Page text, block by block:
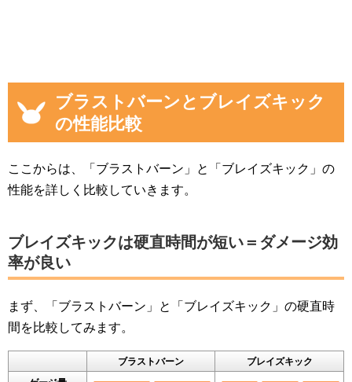
ブラストバーンとブレイズキック
の性能比較
ここからは、「ブラストバーン」と「ブレイズキック」の
性能を詳しく比較していきます。
ブレイズキックは硬直時間が短い＝ダメージ効
率が良い
まず、「ブラストバーン」と「ブレイズキック」の硬直時
間を比較してみます。
ブラストバーン
ブレイズキック